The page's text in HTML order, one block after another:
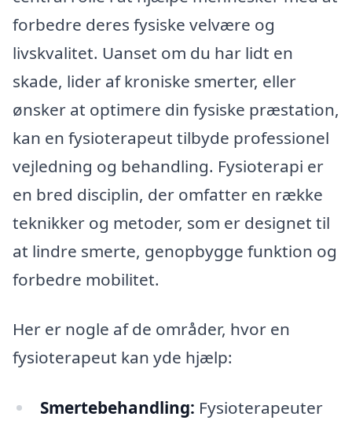
forbedre deres fysiske velvære og
livskvalitet. Uanset om du har lidt en
skade, lider af kroniske smerter, eller
ønsker at optimere din fysiske præstation,
kan en fysioterapeut tilbyde professionel
vejledning og behandling. Fysioterapi er
en bred disciplin, der omfatter en række
teknikker og metoder, som er designet til
at lindre smerte, genopbygge funktion og
forbedre mobilitet.
Her er nogle af de områder, hvor en
fysioterapeut kan yde hjælp:
Smertebehandling: Fysioterapeuter